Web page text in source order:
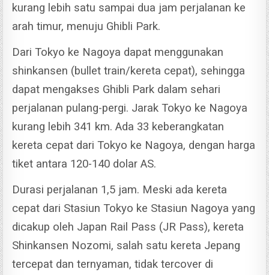
kurang lebih satu sampai dua jam perjalanan ke
arah timur, menuju Ghibli Park.
Dari Tokyo ke Nagoya dapat menggunakan
shinkansen (bullet train/kereta cepat), sehingga
dapat mengakses Ghibli Park dalam sehari
perjalanan pulang-pergi. Jarak Tokyo ke Nagoya
kurang lebih 341 km. Ada 33 keberangkatan
kereta cepat dari Tokyo ke Nagoya, dengan harga
tiket antara 120-140 dolar AS.
Durasi perjalanan 1,5 jam. Meski ada kereta
cepat dari Stasiun Tokyo ke Stasiun Nagoya yang
dicakup oleh Japan Rail Pass (JR Pass), kereta
Shinkansen Nozomi, salah satu kereta Jepang
tercepat dan ternyaman, tidak tercover di